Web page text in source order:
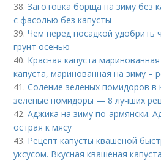
38.Заготовка борща на зиму без
с фасолью без капусты
39.Чем перед посадкой удобрить
грунт осенью
40. Красная капуста
капуста, маринованная на зиму –
41.Соление зеленых помидоров в
зеленые помидоры — 8 лучших
42.Аджика на зиму по-армянски.
острая к мясу
43. Рецепт капусты квашеной
уксусом. Вкусная квашеная